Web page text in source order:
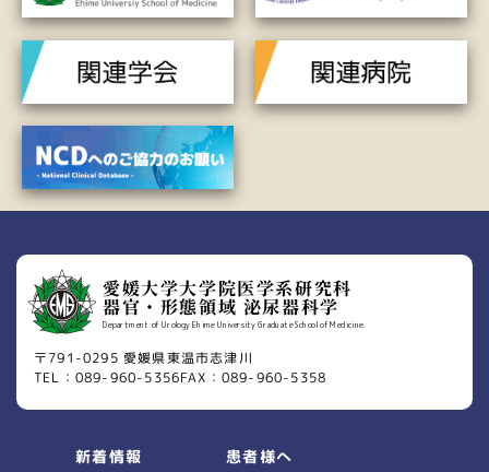
愛媛大学大学院医学系研究科
器官・形態領域 泌尿器科学
Department of Urology Ehime University Graduate School of Medicine.
〒791-0295 愛媛県東温市志津川
TEL：089-960-5356FAX：089-960-5358
新着情報 患者様へ